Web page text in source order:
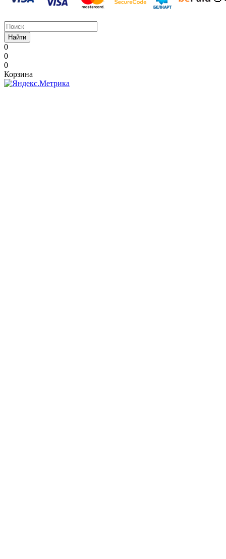
Найти
0
0
0
Корзина